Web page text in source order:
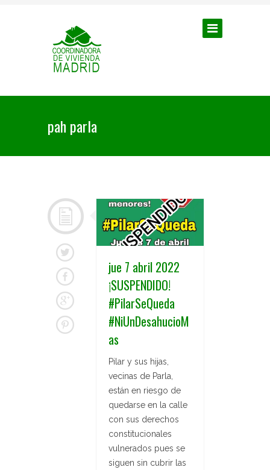
pah parla
jue 7 abril 2022
¡SUSPENDIDO!
#PilarSeQueda
#NiUnDesahucioM
as
Pilar y sus hijas,
vecinas de Parla,
están en riesgo de
quedarse en la calle
con sus derechos
constitucionales
vulnerados pues se
siguen sin cubrir las